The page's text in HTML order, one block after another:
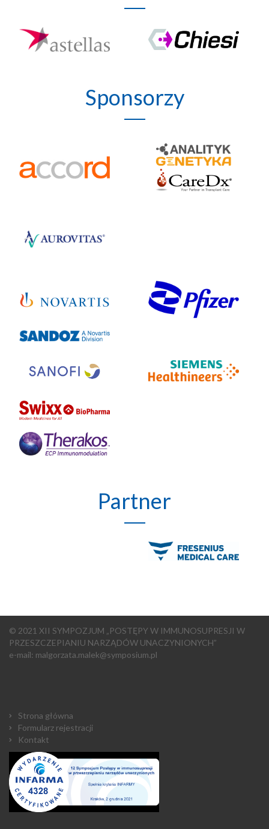
Sponsorzy
Partner
© 2021 XII SYMPOZJUM „POSTĘPY W IMMUNOSUPRESJI W
PRZESZCZEPIANIU NARZĄDÓW UNACZYNIONYCH”
e-mail: malgorzata.malek@symposium.pl
Strona główna
Formularz rejestracji
Kontakt